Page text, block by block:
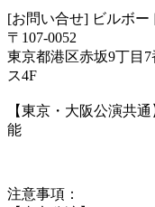
[お問い合せ] ビルボー
〒107-0052
東京都港区赤坂9丁目
ス4F
【東京・大阪公演共
能
注意事項：